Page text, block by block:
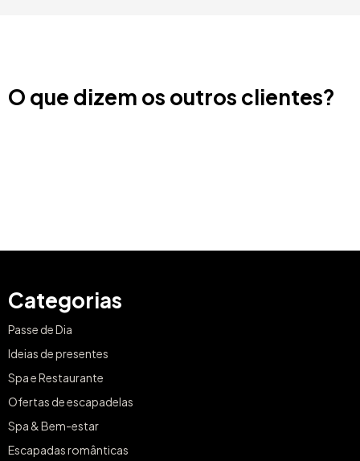
O que dizem os outros clientes?
Categorias
Passe de Dia
Ideias de presentes
Spa e Restaurante
Ofertas de escapadelas
Spa & Bem-estar
Escapadas românticas